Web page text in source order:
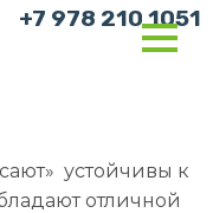
+7 978 210 1051
устойчивы к
отличной